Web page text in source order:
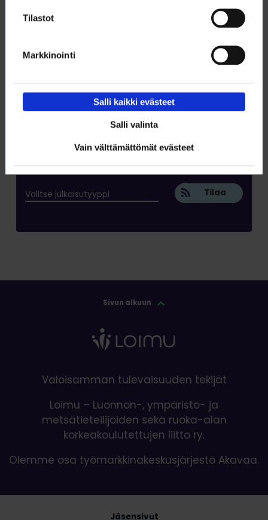
Tilastot
Markkinointi
Salli kaikki evästeet
Salli valinta
Vain välttämättömät evästeet
Tilaa
Sivun alkuun
Valoisamman tulevaisuuden tekijät
Loimu – Luonnon-, ympäristö- ja
metsätieteilijöiden sekä ruoka-alan
korkeakoulutettujen liitto ry.
Olemme osa työmarkkinakeskusjärjestö Akavaa.
Jäsensivut